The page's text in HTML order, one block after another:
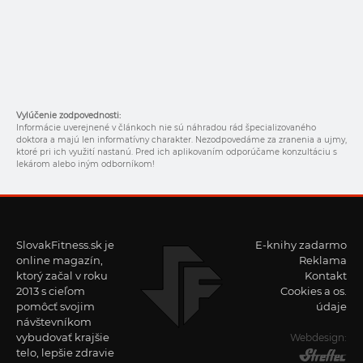
Vylúčenie zodpovednosti:
Informácie uverejnené v článkoch nie sú náhradou rád špecializovaného
doktora a majú len informatívny charakter. Nezodpovedáme za zranenia a ujmy,
ktoré pri ich využití nastanú. Pred ich aplikovaním odporúčame konzultáciu s
lekárom alebo iným odborníkom!
SlovakFitness.sk je
online magazín,
ktorý začal v roku
2013 s cieľom
pomôcť svojim
návštevníkom
vybudovať krajšie
telo, lepšie zdravie
E-knihy zadarmo
Reklama
Kontakt
Cookies a os.
údaje
Webdesign: